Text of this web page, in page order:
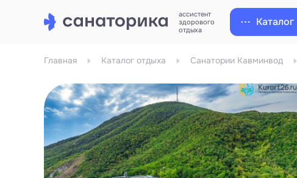
ассистент
здорового
отдыха
Каталог
Главная Каталог отдыха Санатории Кавминвод